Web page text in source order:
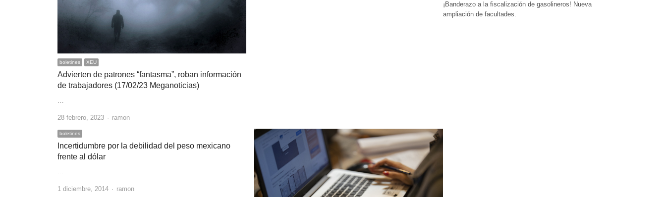
boletines XEU
Advierten de patrones “fantasma”, roban información
de trabajadores (17/02/23 Meganoticias)
28 febrero, 2023 Author
ramon
boletines
Incertidumbre por la debilidad del peso mexicano
frente al dólar
1 diciembre, 2014 Author
ramon
¡Banderazo a la fiscalización de gasolineros! Nueva
ampliación de facultades.